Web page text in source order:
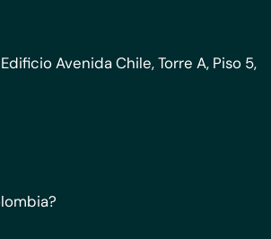
Avenida Chile, Torre A, Piso 5,